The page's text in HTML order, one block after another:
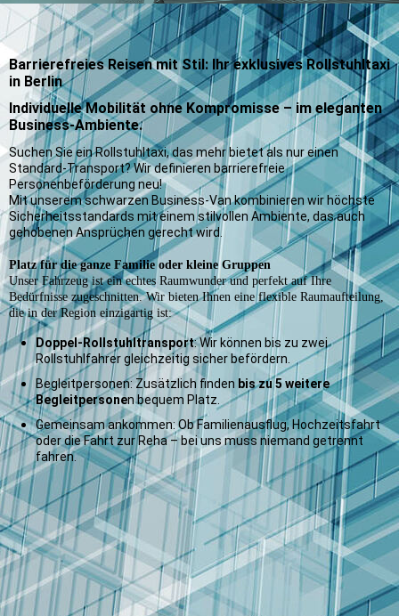
Barrierefreies Reisen mit Stil: Ihr exklusives Rollstuhltaxi
in Berlin
Individuelle Mobilität ohne Kompromisse – im eleganten
Business-Ambiente.
Suchen Sie ein Rollstuhltaxi, das mehr bietet als nur einen
Standard-Transport? Wir definieren barrierefreie
Personenbeförderung neu!
Mit unserem schwarzen Business-Van kombinieren wir höchste
Sicherheitsstandards mit einem stilvollen Ambiente, das auch
gehobenen Ansprüchen gerecht wird.
Platz für die ganze Familie oder kleine Gruppen
Unser Fahrzeug ist ein echtes Raumwunder und perfekt auf Ihre
Bedürfnisse zugeschnitten. Wir bieten Ihnen eine flexible Raumaufteilung,
die in der Region einzigartig ist:
Doppel-Rollstuhltransport: Wir können bis zu zwei
Rollstuhlfahrer gleichzeitig sicher befördern.
Begleitpersonen: Zusätzlich finden bis zu 5 weitere
Begleitpersonen bequem Platz.
Gemeinsam ankommen: Ob Familienausflug, Hochzeitsfahrt
oder die Fahrt zur Reha – bei uns muss niemand getrennt
fahren.